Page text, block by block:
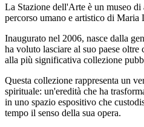
La Stazione dell'Arte è un museo di
percorso umano e artistico di Maria
Inaugurato nel 2006, nasce dalla
ha voluto lasciare al suo paese oltre
alla più significativa collezione
Questa collezione rappresenta un
spirituale: un'eredità che ha
in uno spazio espositivo che
tempo il senso della sua opera.